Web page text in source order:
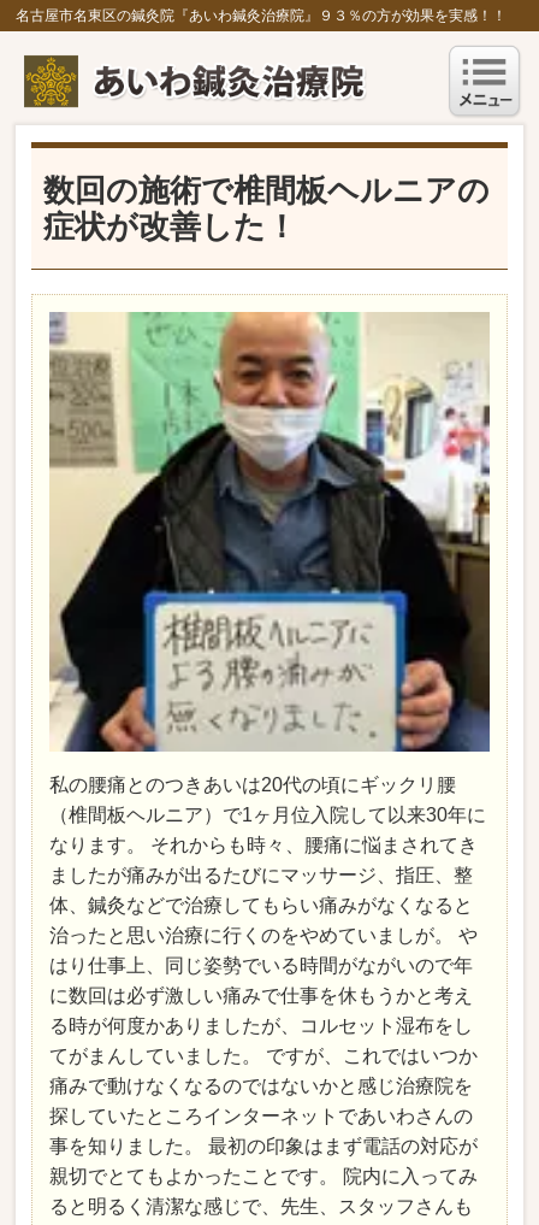
名古屋市名東区の鍼灸院『あいわ鍼灸治療院』９３％の方が効果を実感！！
数回の施術で椎間板ヘルニアの
症状が改善した！
私の腰痛とのつきあいは20代の頃にギックリ腰
（椎間板ヘルニア）で1ヶ月位入院して以来30年に
なります。 それからも時々、腰痛に悩まされてき
ましたが痛みが出るたびにマッサージ、指圧、整
体、鍼灸などで治療してもらい痛みがなくなると
治ったと思い治療に行くのをやめていましが。 や
はり仕事上、同じ姿勢でいる時間がながいので年
に数回は必ず激しい痛みで仕事を休もうかと考え
る時が何度かありましたが、コルセット湿布をし
てがまんしていました。 ですが、これではいつか
痛みで動けなくなるのではないかと感じ治療院を
探していたところインターネットであいわさんの
事を知りました。 最初の印象はまず電話の対応が
親切でとてもよかったことです。 院内に入ってみ
ると明るく清潔な感じで、先生、スタッフさんも